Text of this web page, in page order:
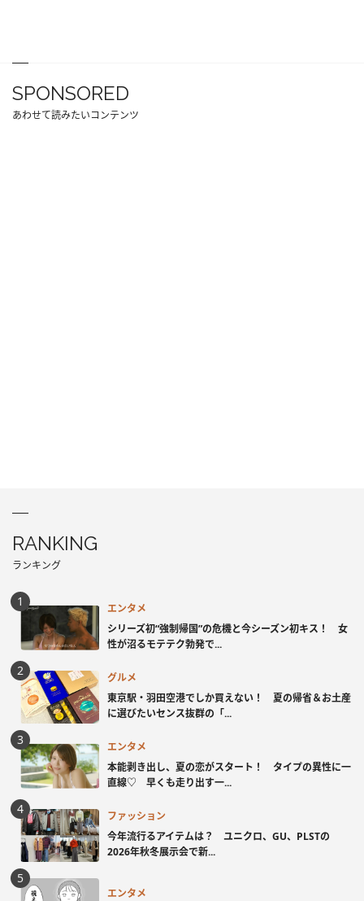
SPONSORED
あわせて読みたいコンテンツ
RANKING
ランキング
エンタメ
シリーズ初“強制帰国”の危機と今シーズン初キス！ 女
性が沼るモテテク勃発で...
グルメ
東京駅・羽田空港でしか買えない！ 夏の帰省＆お土産
に選びたいセンス抜群の「...
エンタメ
本能剥き出し、夏の恋がスタート！ タイプの異性に一
直線♡ 早くも走り出す一...
ファッション
今年流行るアイテムは？ ユニクロ、GU、PLSTの
2026年秋冬展示会で新...
エンタメ